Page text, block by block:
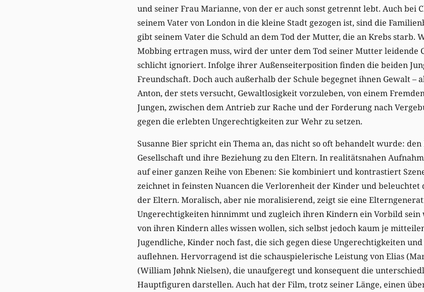
und seiner Frau Marianne, von der er auch sonst getrennt lebt. Auch bei
seinem Vater von London in die kleine Stadt gezogen ist, sind die
gibt seinem Vater die Schuld an dem Tod der Mutter, die an Krebs starb.
Mobbing ertragen muss, wird der unter dem Tod seiner Mutter leidende
schlicht ignoriert. Infolge ihrer Außenseiterposition finden die beiden
Freundschaft. Doch auch außerhalb der Schule begegnet ihnen Gewalt –
Anton, der stets versucht, Gewaltlosigkeit vorzuleben, von einem
Jungen, zwischen dem Antrieb zur Rache und der Forderung nach
gegen die erlebten Ungerechtigkeiten zur Wehr zu setzen.
Susanne Bier spricht ein Thema an, das nicht so oft behandelt wurde:
Gesellschaft und ihre Beziehung zu den Eltern. In realitätsnahen
auf einer ganzen Reihe von Ebenen: Sie kombiniert und kontrastiert
zeichnet in feinsten Nuancen die Verlorenheit der Kinder und
der Eltern. Moralisch, aber nie moralisierend, zeigt sie eine
Ungerechtigkeiten hinnimmt und zugleich ihren Kindern ein Vorbild
von ihren Kindern alles wissen wollen, sich selbst jedoch kaum je
Jugendliche, Kinder noch fast, die sich gegen diese Ungerechtigkeiten
auflehnen. Hervorragend ist die schauspielerische Leistung von Elias
(William Jøhnk Nielsen), die unaufgeregt und konsequent die
Hauptfiguren darstellen. Auch hat der Film, trotz seiner Länge, einen